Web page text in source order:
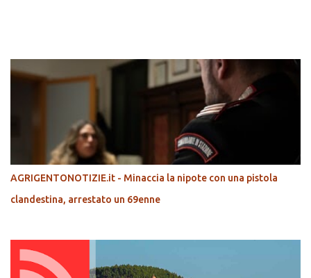
AGRIGENTONOTIZIE.it - Minaccia la nipote con una pistola
clandestina, arrestato un 69enne